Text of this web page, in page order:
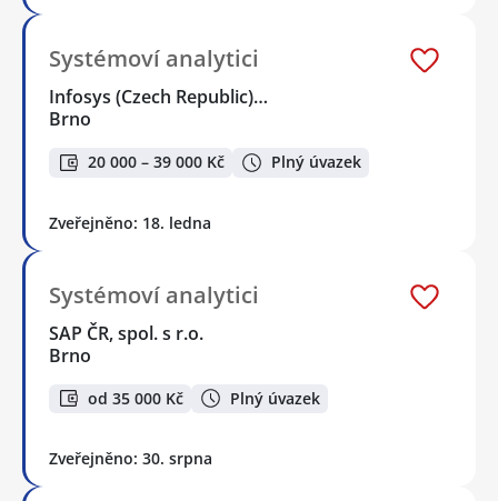
Systémoví analytici
Infosys (Czech Republic)…
Brno
20 000 – 39 000 Kč Plný úvazek
Zveřejněno: 18. ledna
Systémoví analytici
SAP ČR, spol. s r.o.
Brno
od 35 000 Kč Plný úvazek
Zveřejněno: 30. srpna